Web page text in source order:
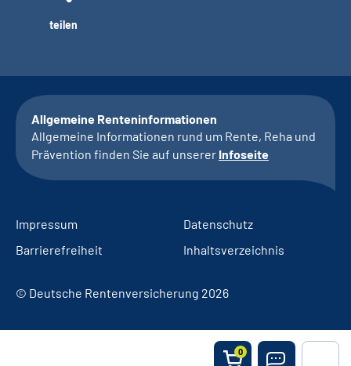
0
teilen
Allgemeine Renteninformationen
Allgemeine Informationen rund um Rente, Reha und
Prävention finden Sie auf unserer Infoseite
Impressum
Datenschutz
Barrierefreiheit
Inhaltsverzeichnis
© Deutsche Rentenversicherung 2026